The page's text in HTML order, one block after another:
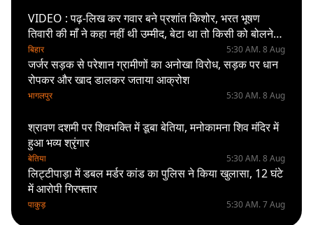
VIDEO : पढ़-लिख कर गवार बने प्रशांत किशोर, भरत भूषण
तिवारी की माँ ने कहा नहीं थी उम्मीद, बेटा था तो किसी को बोलने
की नहीं थी हिम्मत
बिहार 5:30 AM. 8 Aug
जर्जर सड़क से परेशान ग्रामीणों का अनोखा विरोध, सड़क पर धान
रोपकर और खाद डालकर जताया आक्रोश
भागलपुर 5:30 AM. 8 Aug
श्रावण दशमी पर शिवभक्ति में डूबा बेतिया, मनोकामना शिव मंदिर में
हुआ भव्य श्रृंगार
बेतिया 5:30 AM. 8 Aug
लिट्टीपाड़ा में डबल मर्डर कांड का पुलिस ने किया खुलासा, 12 घंटे
में आरोपी गिरफ्तार
पाकुड़ 5:30 AM. 7 Aug